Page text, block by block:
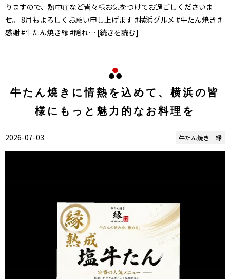
りますので、熱中症など皆々様お気をつけてお過ごしくださいま
せ。 8月もよろしくお願い申し上げます #横浜グルメ #牛たん焼き #
感謝 #牛たん焼き縁 #隠れ… [続きを読む]
牛たん焼きに情熱を込めて、横浜の皆
様にもっと魅力的なお料理を
2026-07-03 牛たん焼き 縁